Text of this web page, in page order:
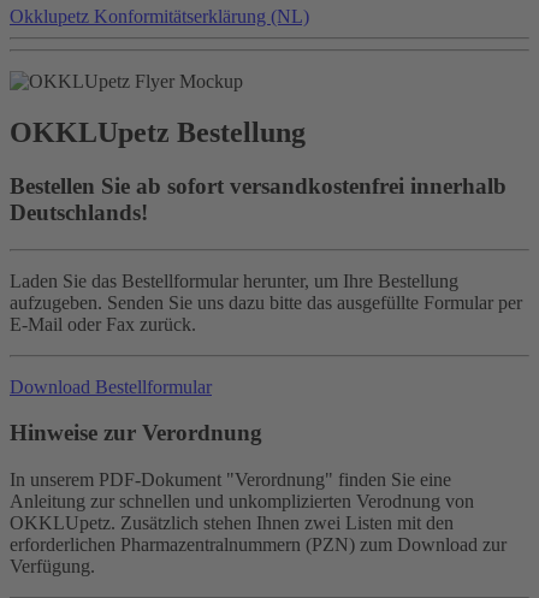
Okklupetz Konformitätserklärung (NL)
OKKLUpetz Bestellung
Bestellen Sie ab sofort versandkostenfrei innerhalb
Deutschlands!
Laden Sie das Bestellformular herunter, um Ihre Bestellung
aufzugeben. Senden Sie uns dazu bitte das ausgefüllte Formular per
E-Mail oder Fax zurück.
Download Bestellformular
Hinweise zur Verordnung
In unserem PDF-Dokument "Verordnung" finden Sie eine
Anleitung zur schnellen und unkomplizierten Verodnung von
OKKLUpetz. Zusätzlich stehen Ihnen zwei Listen mit den
erforderlichen Pharmazentralnummern (PZN) zum Download zur
Verfügung.